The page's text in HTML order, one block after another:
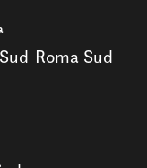
Roma Sud